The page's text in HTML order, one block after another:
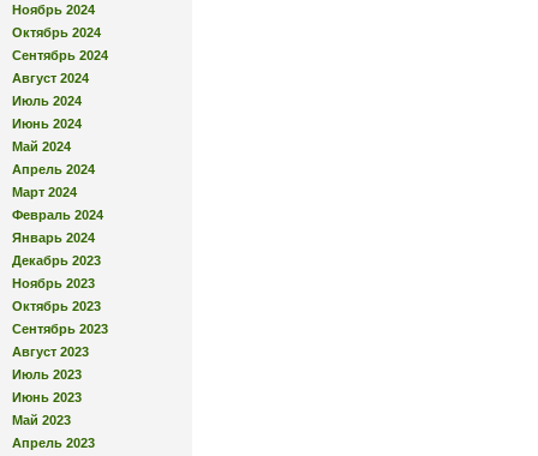
Ноябрь 2024
Октябрь 2024
Сентябрь 2024
Август 2024
Июль 2024
Июнь 2024
Май 2024
Апрель 2024
Март 2024
Февраль 2024
Январь 2024
Декабрь 2023
Ноябрь 2023
Октябрь 2023
Сентябрь 2023
Август 2023
Июль 2023
Июнь 2023
Май 2023
Апрель 2023